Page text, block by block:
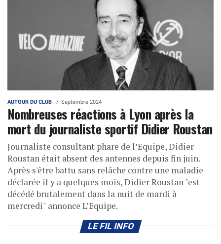
AUTOUR DU CLUB Septembre 2024
Nombreuses réactions à Lyon après la
mort du journaliste sportif Didier Roustan
Journaliste consultant phare de l’Equipe, Didier
Roustan était absent des antennes depuis fin juin.
Après s'être battu sans relâche contre une maladie
déclarée il y a quelques mois, Didier Roustan "est
décédé brutalement dans la nuit de mardi à
mercredi" annonce L’Equipe.
LE FIL INFO